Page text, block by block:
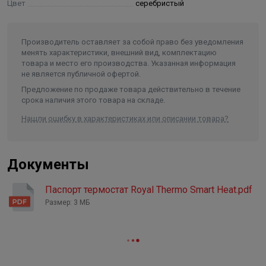
осуществляется с помощью электронного привода,
в комнате повышается или понижается до заданного
уровня и поддерживается на постоянном уровне.
Устройство может работать как в удаленном режиме с
встроенную в радиатор, или на термостатический
клапан, который устанавливается на подающем
трубопроводе теплоносителя в радиатор.
Цвет серебристый
Производитель оставляет за собой право без уведомления
менять характеристики, внешний вид, комплектацию
товара и место его производства. Указанная информация
не является публичной офертой.
Предложение по продаже товара действительно в течение
срока наличия этого товара на складе.
Нашли ошибку в характеристиках или описании товара?
Документы
Паспорт термостат Royal Thermo Smart Heat.pdf
Размер: 3 МБ